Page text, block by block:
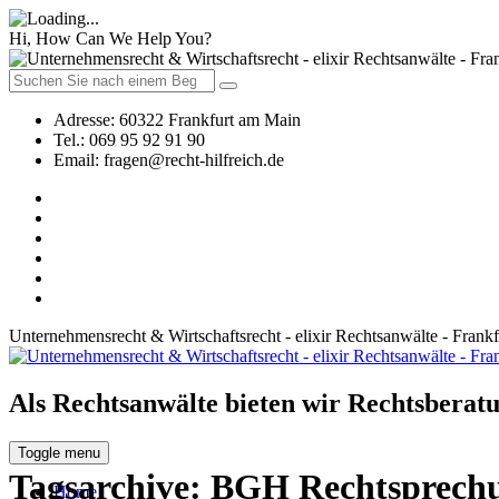
Hi, How Can We Help You?
Adresse: 60322 Frankfurt am Main
Tel.: 069 95 92 91 90
Email: fragen@recht-hilfreich.de
Unternehmensrecht & Wirtschaftsrecht - elixir Rechtsanwälte -
Als Rechtsanwälte bieten wir
Toggle menu
Home
Tagsarchive: BGH